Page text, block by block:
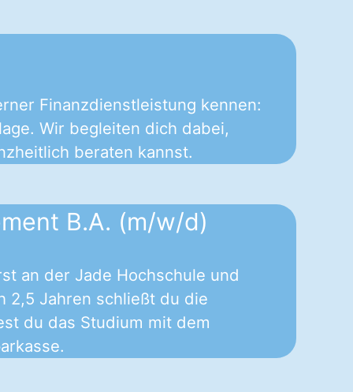
Finanzdienstleistung kennen:
Wir begleiten dich dabei,
beraten kannst.
B.A. (m/w/d)
an der Jade Hochschule und
2,5 Jahren schließt du die
du das Studium mit dem